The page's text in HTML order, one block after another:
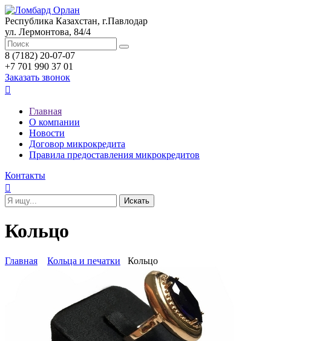
Республика Казахстан, г.Павлодар
ул. Лермонтова, 84/4
8 (7182) 20-07-07
+7 701 990 37 01
Заказать звонок

Главная
О компании
Новости
Договор микрокредита
Правила предоставления микрокредитов
Контакты

Кольцо
Главная Кольца и печатки Кольцо